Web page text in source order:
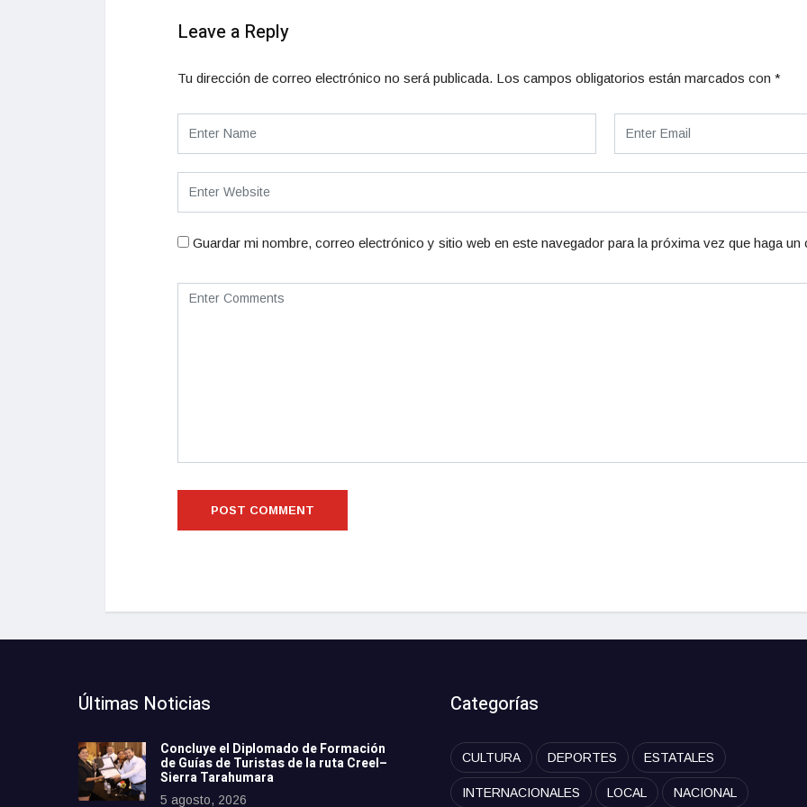
Leave a Reply
Tu dirección de correo electrónico no será publicada. Los campos obligatorios están marcados con *
Guardar mi nombre, correo electrónico y sitio web en este navegador para la próxima vez que haga un
Últimas Noticias
Concluye el Diplomado de Formación
de Guías de Turistas de la ruta Creel–
Sierra Tarahumara
5 agosto, 2026
Categorías
CULTURA DEPORTES ESTATALES
INTERNACIONALES LOCAL NACIONAL